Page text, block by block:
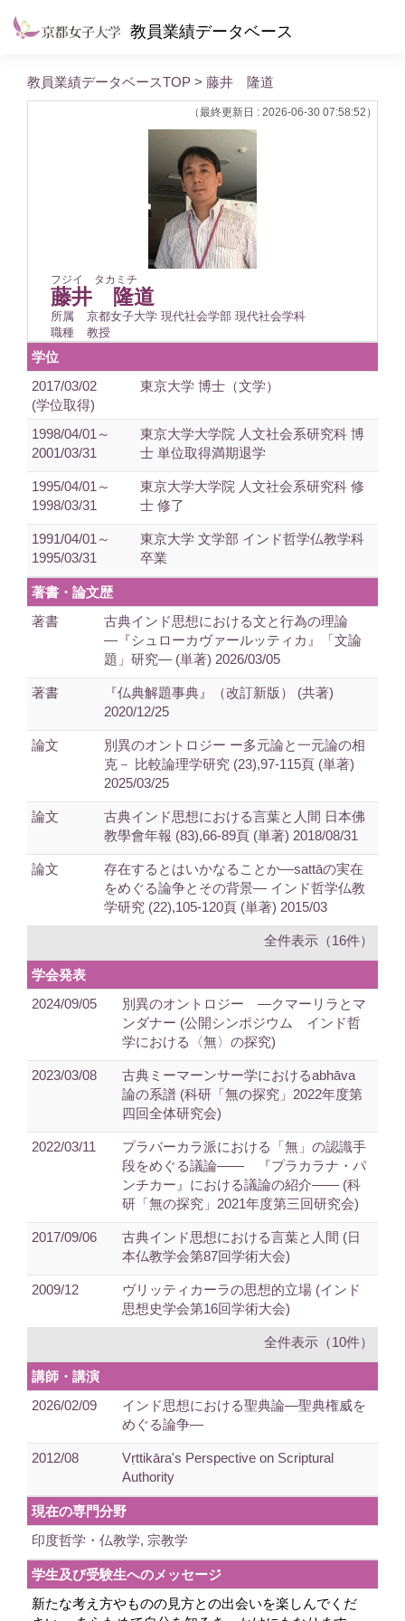
教員業績データベース
教員業績データベースTOP > 藤井 隆道
（最終更新日 : 2026-06-30 07:58:52）
フジイ タカミチ
藤井 隆道
所属
京都女子大学 現代社会学部 現代社会学科
職種
教授
学位
2017/03/02
(学位取得)
東京大学 博士（文学）
1998/04/01～
2001/03/31
東京大学大学院 人文社会系研究科 博
士 単位取得満期退学
1995/04/01～
1998/03/31
東京大学大学院 人文社会系研究科 修
士 修了
1991/04/01～
1995/03/31
東京大学 文学部 インド哲学仏教学科
卒業
著書・論文歴
著書
古典インド思想における文と行為の理論
―『シュローカヴァールッティカ』「文論
題」研究― (単著) 2026/03/05
著書
『仏典解題事典』（改訂新版） (共著)
2020/12/25
論文
別異のオントロジー ー多元論と一元論の相
克－ 比較論理学研究 (23),97-115頁 (単著)
2025/03/25
論文
古典インド思想における言葉と人間 日本佛
教學會年報 (83),66-89頁 (単著) 2018/08/31
論文
存在するとはいかなることか―sattāの実在
をめぐる論争とその背景― インド哲学仏教
学研究 (22),105-120頁 (単著) 2015/03
全件表示（16件）
学会発表
2024/09/05
別異のオントロジー ―クマーリラとマ
ンダナー (公開シンポジウム インド哲
学における〈無〉の探究)
2023/03/08
古典ミーマーンサー学におけるabhāva
論の系譜 (科研「無の探究」2022年度第
四回全体研究会)
2022/03/11
プラバーカラ派における「無」の認識手
段をめぐる議論―― 『プラカラナ・パ
ンチカー』における議論の紹介―― (科
研「無の探究」2021年度第三回研究会)
2017/09/06
古典インド思想における言葉と人間 (日
本仏教学会第87回学術大会)
2009/12
ヴリッティカーラの思想的立場 (インド
思想史学会第16回学術大会)
全件表示（10件）
講師・講演
2026/02/09
インド思想における聖典論―聖典権威を
めぐる論争―
2012/08
Vṛttikāra's Perspective on Scriptural
Authority
現在の専門分野
印度哲学・仏教学, 宗教学
学生及び受験生へのメッセージ
新たな考え方やものの見方との出会いを楽しんでくだ